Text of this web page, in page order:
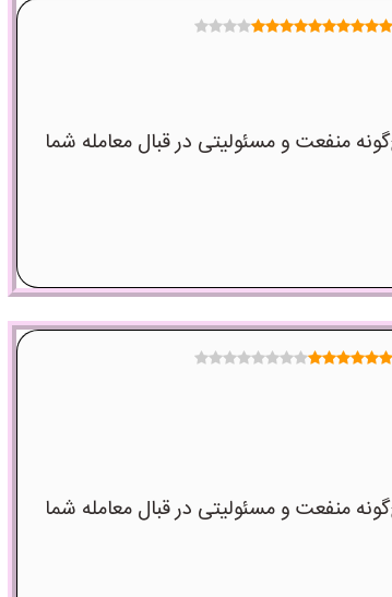
منفعت و مسئولیتی در قبال معامله شما
منفعت و مسئولیتی در قبال معامله شما